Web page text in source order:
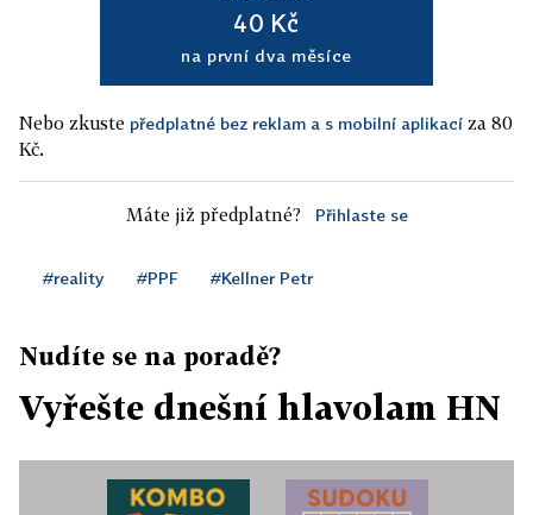
40 Kč
na první dva měsíce
Nebo zkuste předplatné bez reklam a s mobilní aplikací za 80
Kč.
Máte již předplatné? Přihlaste se
#reality #PPF #Kellner Petr
Nudíte se na poradě?
Vyřešte dnešní hlavolam HN